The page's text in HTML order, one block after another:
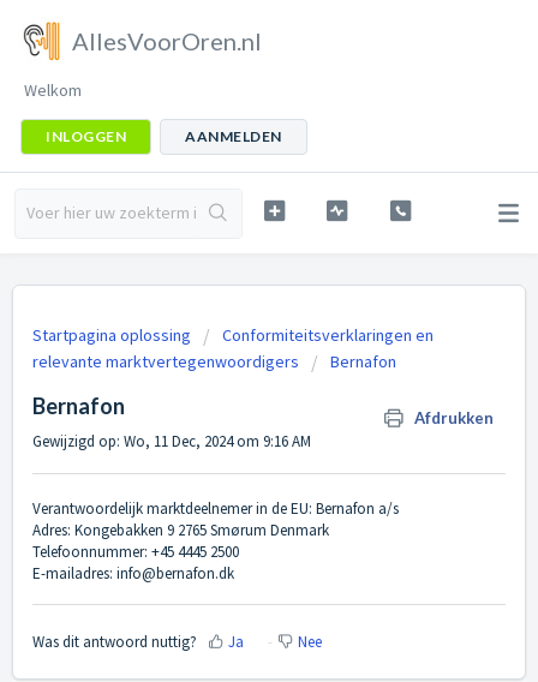
AllesVoorOren.nl
Welkom
INLOGGEN AANMELDEN
Startpagina oplossing
Conformiteitsverklaringen en
relevante marktvertegenwoordigers
Bernafon
Bernafon Afdrukken
Gewijzigd op: Wo, 11 Dec, 2024 om 9:16 AM
Verantwoordelijk marktdeelnemer in de EU: Bernafon a/s
Adres: Kongebakken 9 2765 Smørum Denmark
Telefoonnummer: +45 4445 2500
E-mailadres: info@bernafon.dk
Was dit antwoord nuttig? Ja Nee